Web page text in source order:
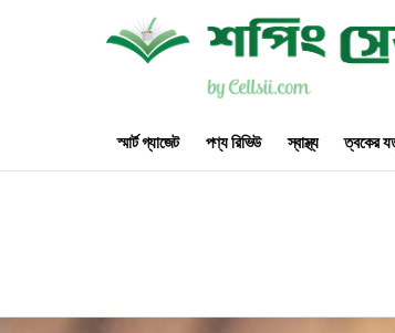
স্মার্ট গ্যাজেট পণ্য রিভিউ স্বাস্থ্য ত্বকের